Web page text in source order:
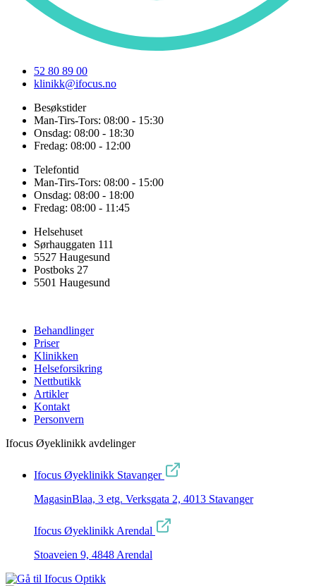
52 80 89 00
klinikk@ifocus.no
Besøkstider
Man-Tirs-Tors: 08:00 - 15:30
Onsdag: 08:00 - 18:30
Fredag: 08:00 - 12:00
Telefontid
Man-Tirs-Tors: 08:00 - 15:00
Onsdag: 08:00 - 18:00
Fredag: 08:00 - 11:45
Helsehuset
Sørhauggaten 111
5527 Haugesund
Postboks 27
5501 Haugesund
Behandlinger
Priser
Klinikken
Helseforsikring
Nettbutikk
Artikler
Kontakt
Personvern
Ifocus Øyeklinikk avdelinger
Ifocus Øyeklinikk Stavanger
MagasinBlaa, 3 etg. Verksgata 2, 4013 Stavanger
Ifocus Øyeklinikk Arendal
Stoaveien 9, 4848 Arendal